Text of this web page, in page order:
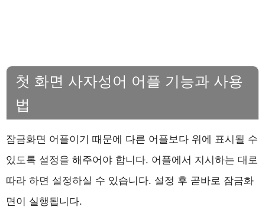
첫 화면 사자성어 어플 기능과 사용
법
잠금화면 어플이기 때문에 다른 어플보다 위에 표시될 수
있도록 설정을 해주어야 합니다. 어플에서 지시하는 대로
따라 하면 설정하실 수 있습니다. 설정 후 곧바로 잠금화
면이 실행됩니다.